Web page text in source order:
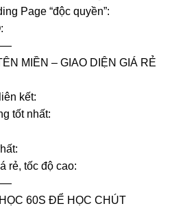
Page “độc quyền”:
MIỀN – GIAO DIỆN GIÁ RẺ
kết:
tốt nhất:
rẻ, tốc độ cao:
60S ĐỂ HỌC CHÚT